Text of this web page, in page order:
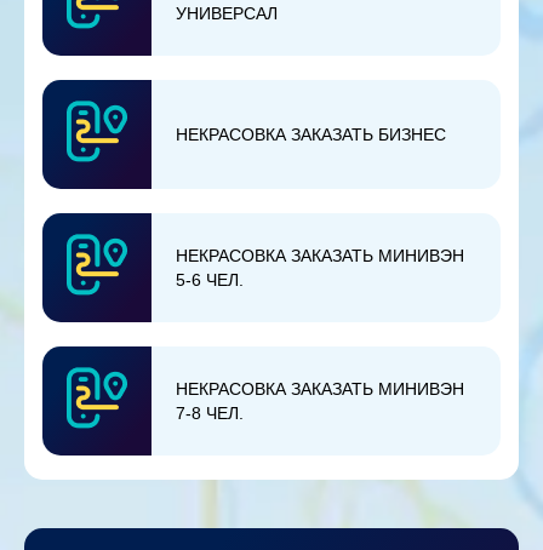
УНИВЕРСАЛ
НЕКРАСОВКА ЗАКАЗАТЬ БИЗНЕС
НЕКРАСОВКА ЗАКАЗАТЬ МИНИВЭН
5-6 ЧЕЛ.
НЕКРАСОВКА ЗАКАЗАТЬ МИНИВЭН
7-8 ЧЕЛ.